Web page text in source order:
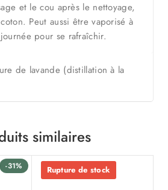
et le cou après le nettoyage,
Peut aussi être vaporisé à
pour se rafraîchir.
de lavande (distillation à la
similaires
-31% Rupture de stock